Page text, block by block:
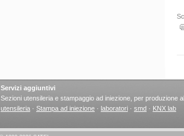
Servizi aggiuntivi
Sezioni utensileria e stampaggio ad iniezione, per produzione
utensileria · Stampa ad iniezione · laboratori · smd · KNX lab